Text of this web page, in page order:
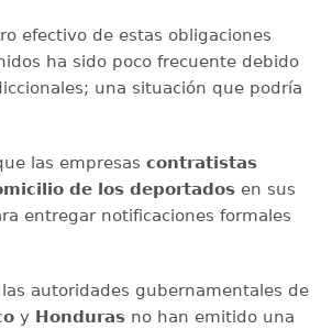
efectivo de estas obligaciones
ha sido poco frecuente debido
una situación que podría
las empresas contratistas
de los deportadosen sus
entregar notificaciones formales
autoridades gubernamentales de
y Hondurasno han emitido una